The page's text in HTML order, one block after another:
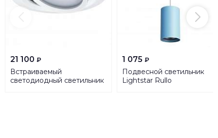
21 100 ₽
Встраиваемый
светодиодный светильник
1 075 ₽
Подвесной светильник
Lightstar Rullo